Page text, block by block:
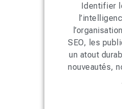
Identifier
SEO, les
un atout
nouveautés,